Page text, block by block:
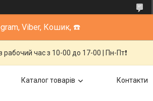
Viber, Кошик, ☎️
час з 10-00 до 17-00 | Пн-Пт❗️
Каталог товарів Контакти